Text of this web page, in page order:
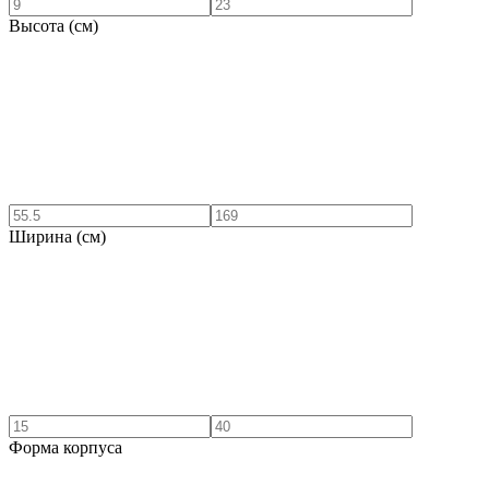
Высота (см)
Ширина (см)
Форма корпуса